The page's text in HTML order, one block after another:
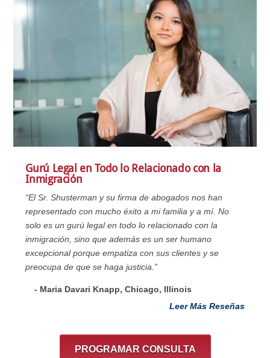
Gurú Legal en Todo lo Relacionado con la
Inmigración
“El Sr. Shusterman y su firma de abogados nos han
representado con mucho éxito a mi familia y a mí. No
solo es un gurú legal en todo lo relacionado con la
inmigración, sino que además es un ser humano
excepcional porque empatiza con sus clientes y se
preocupa de que se haga justicia.”
- Maria Davari Knapp, Chicago, Illinois
Leer Más Reseñas
PROGRAMAR CONSULTA